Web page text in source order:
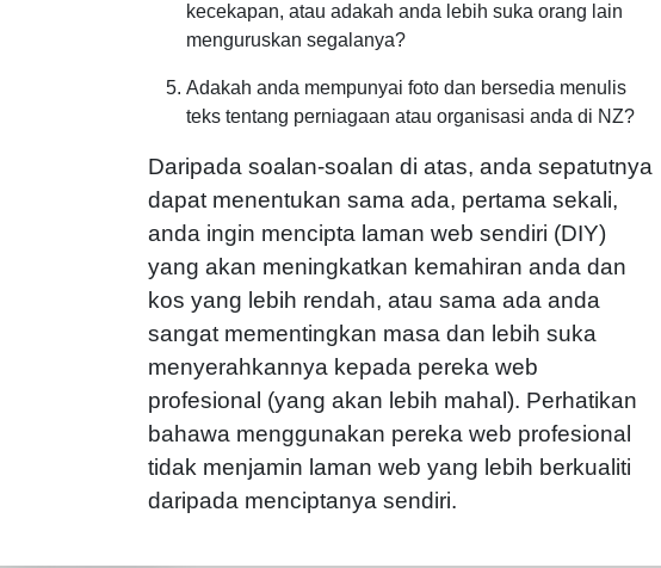
kecekapan, atau adakah anda lebih suka orang lain
menguruskan segalanya?
Adakah anda mempunyai foto dan bersedia menulis
teks tentang perniagaan atau organisasi anda di NZ?
Daripada soalan-soalan di atas, anda sepatutnya
dapat menentukan sama ada, pertama sekali,
anda ingin mencipta laman web sendiri (DIY)
yang akan meningkatkan kemahiran anda dan
kos yang lebih rendah, atau sama ada anda
sangat mementingkan masa dan lebih suka
menyerahkannya kepada pereka web
profesional (yang akan lebih mahal). Perhatikan
bahawa menggunakan pereka web profesional
tidak menjamin laman web yang lebih berkualiti
daripada menciptanya sendiri.